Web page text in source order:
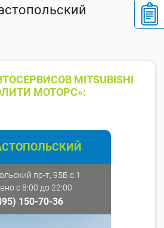
MITSUBISHI
МОТОРС»:
пр-т, 95Б с.1
с 8:00 до 22:00
150-70-36